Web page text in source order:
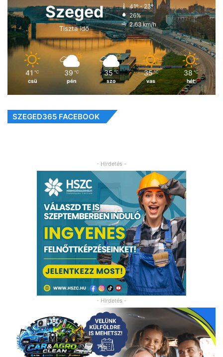
Szeged
Tiszta idő
41º - 23º
26%
2.63 km/h
41 ℃
csü
39 ℃
pén
35 ℃
szo
35 ℃
vas
38 ℃
hét
SZEGED365 FACEBOOK
- Hirdetés -
- Hirdetés -